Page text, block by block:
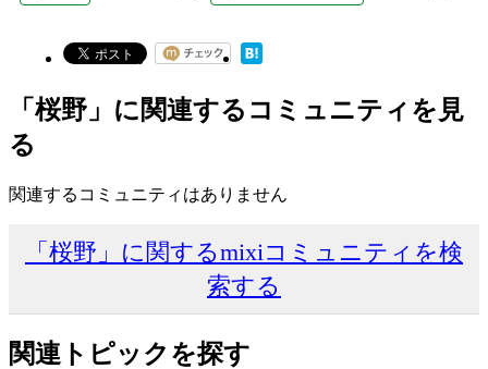
「桜野」に関連するコミュニティを見
る
関連するコミュニティはありません
「桜野」に関するmixiコミュニティを検
索する
関連トピックを探す